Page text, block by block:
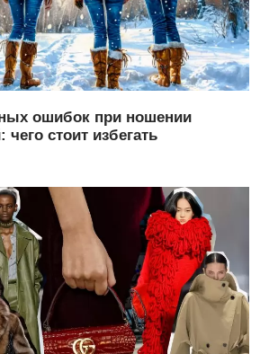
ошибок при ношении
стоит избегать